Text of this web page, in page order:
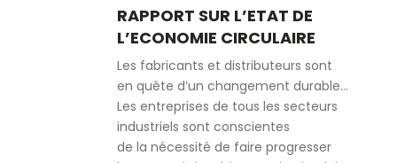
RAPPORT SUR L’ETAT DE
L’ECONOMIE CIRCULAIRE
Les fabricants et distributeurs sont
en quête d’un changement durable…
Les entreprises de tous les secteurs
industriels sont conscientes
de la nécessité de faire progresser